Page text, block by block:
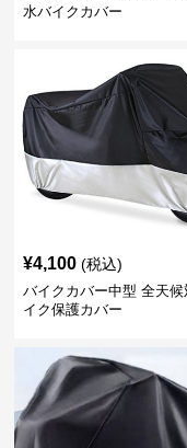
水バイクカバー
¥4,100 (税込)
バイクカバー中型 全天
イク保護カバー